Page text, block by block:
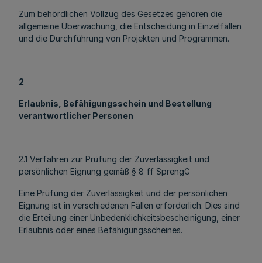
Zum behördlichen Vollzug des Gesetzes gehören die
allgemeine Überwachung, die Entscheidung in Einzelfällen
und die Durchführung von Projekten und Programmen.
2
Erlaubnis, Befähigungsschein und Bestellung
verantwortlicher Personen
2.1 Verfahren zur Prüfung der Zuverlässigkeit und
persönlichen Eignung gemäß § 8 ff SprengG
Eine Prüfung der Zuverlässigkeit und der persönlichen
Eignung ist in verschiedenen Fällen erforderlich. Dies sind
die Erteilung einer Unbedenklichkeitsbescheinigung, einer
Erlaubnis oder eines Befähigungsscheines.